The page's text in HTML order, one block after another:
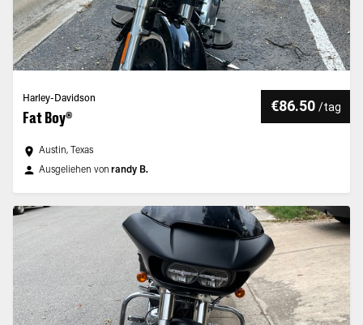
Harley-Davidson
Fat Boy®
€86.50 /tag
Austin, Texas
Ausgeliehen von randy B.